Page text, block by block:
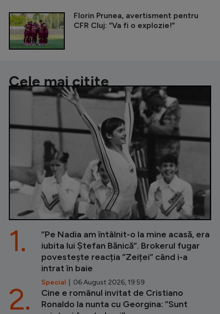
Florin Prunea, avertisment pentru
CFR Cluj: ”Va fi o explozie!”
Cele mai citite
”Pe Nadia am întâlnit-o la mine acasă, era
iubita lui Ștefan Bănică”. Brokerul fugar
povestește reacția ”Zeiței” când i-a
intrat în baie
Special | 06 August 2026, 19:59
1.
Cine e românul invitat de Cristiano
Ronaldo la nunta cu Georgina: ”Sunt
2.